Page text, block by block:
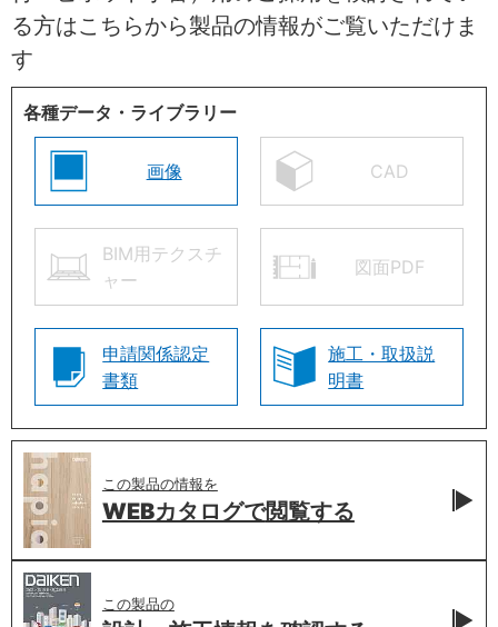
る方はこちらから製品の情報がご覧いただけま
す
各種データ・ライブラリー
画像 CAD
BIM用テクスチ
ャー
図面PDF
申請関係認定
書類
施工・取扱説
明書
この製品の情報を
WEBカタログで閲覧する
この製品の